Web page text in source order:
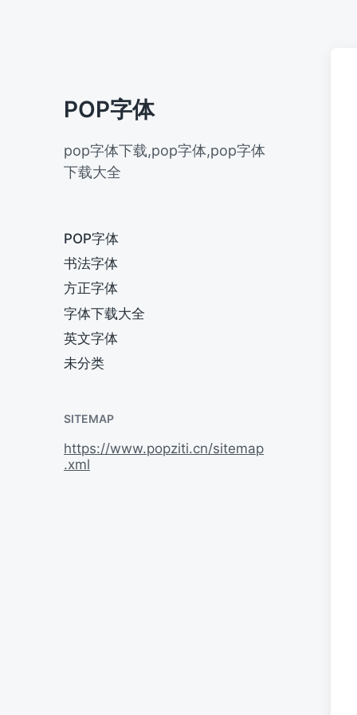
POP字体
pop字体下载,pop字体,pop字体
下载大全
POP字体
书法字体
方正字体
字体下载大全
英文字体
未分类
SITEMAP
https://www.popziti.cn/sitemap
.xml